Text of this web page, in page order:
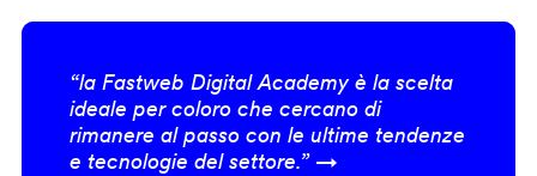
“la Fastweb Digital Academy è la scelta
ideale per coloro che cercano di
rimanere al passo con le ultime tendenze
e tecnologie del settore.” →